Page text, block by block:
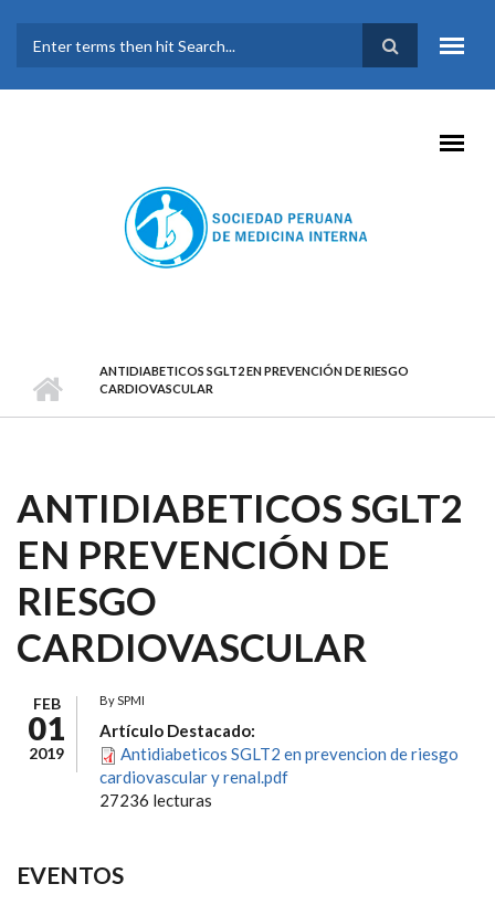
FORMULARIO DE
BÚSQUEDA
ANTIDIABETICOS SGLT2 EN PREVENCIÓN DE RIESGO
CARDIOVASCULAR
ANTIDIABETICOS SGLT2
EN PREVENCIÓN DE
RIESGO
CARDIOVASCULAR
FEB
01
2019
BySPMI
Artículo Destacado:
Antidiabeticos SGLT2 en prevencion de riesgo
cardiovascular y renal.pdf
27236 lecturas
EVENTOS